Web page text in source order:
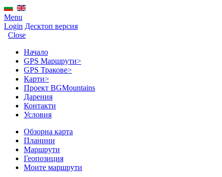
Menu
Login Десктоп версия
Close
Начало
GPS Mаршрути>
GPS Тракове>
Карти>
Проект BGMountains
Дарения
Контакти
Условия
Обзорна карта
Планини
Маршрути
Геопозиция
Моите маршрути